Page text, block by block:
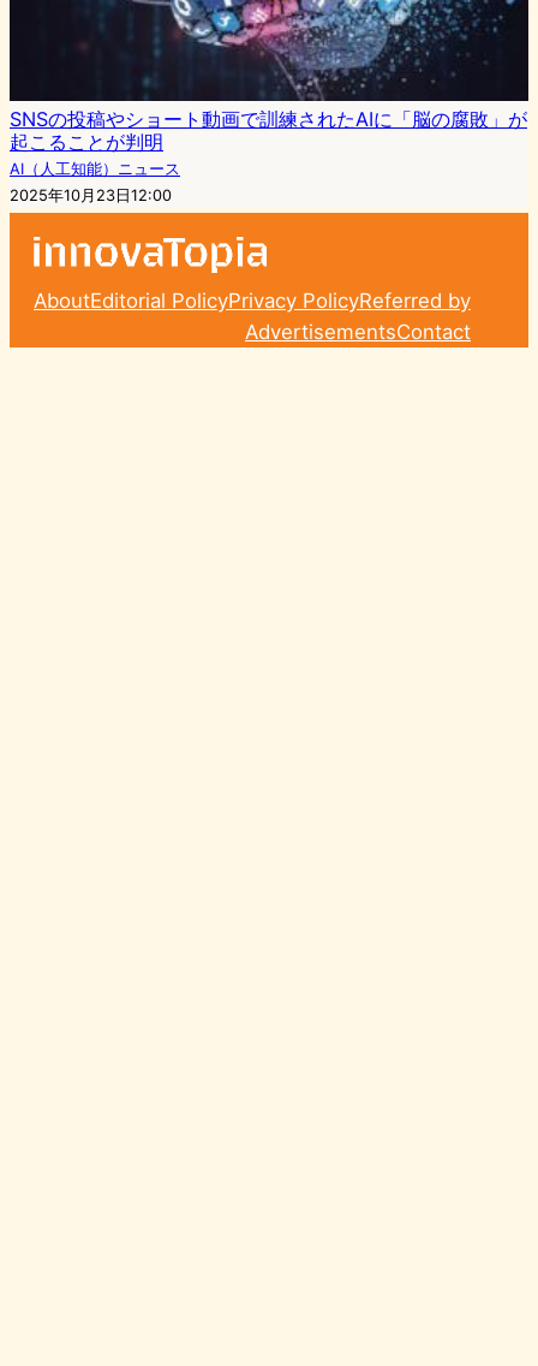
SNSの投稿やショート動画で訓練されたAIに「脳の腐敗」が
起こることが判明
AI（人工知能）ニュース
2025年10月23日12:00
AboutEditorial PolicyPrivacy PolicyReferred by
AdvertisementsContact